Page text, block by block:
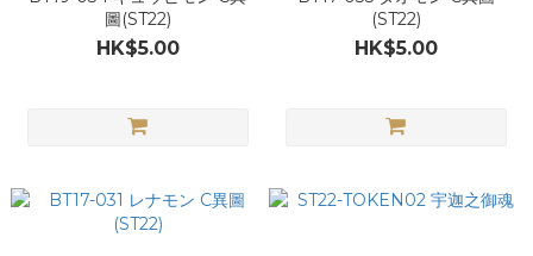
圖(ST22)
HK$5.00
(ST22)
HK$5.00